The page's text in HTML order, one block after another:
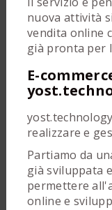
nuova attività
vendita online
già pronta per
E-
realizzare e
Partiamo da
già sviluppata
permettere
online e